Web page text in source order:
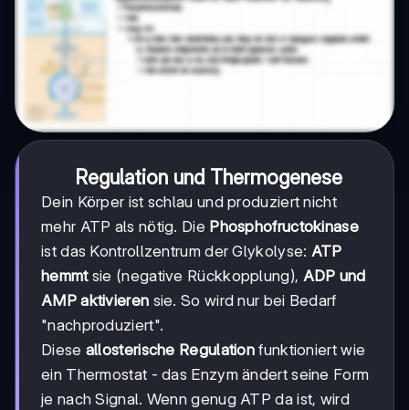
Regulation und Thermogenese
Dein Körper ist schlau und produziert nicht
mehr ATP als nötig. Die Phosphofructokinase
ist das Kontrollzentrum der Glykolyse: ATP
hemmtsie (negative Rückkopplung), ADP und
AMP aktivieren sie. So wird nur bei Bedarf
"nachproduziert".
Diese allosterische Regulation funktioniert wie
ein Thermostat - das Enzym ändert seine Form
je nach Signal. Wenn genug ATP da ist, wird